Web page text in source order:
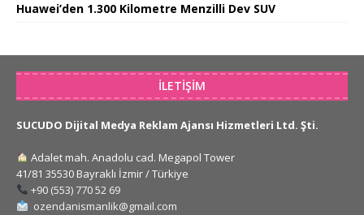
Huawei’den 1.300 Kilometre Menzilli Dev SUV
İLETIŞIM
SUCUDO Dijital Medya Reklam Ajansı Hizmetleri Ltd. Şti.
Adalet mah. Anadolu cad. Megapol Tower
41/81 35530 Bayraklı İzmir / Türkiye
+90 (553) 770 52 69
ozendanismanlik@gmail.com